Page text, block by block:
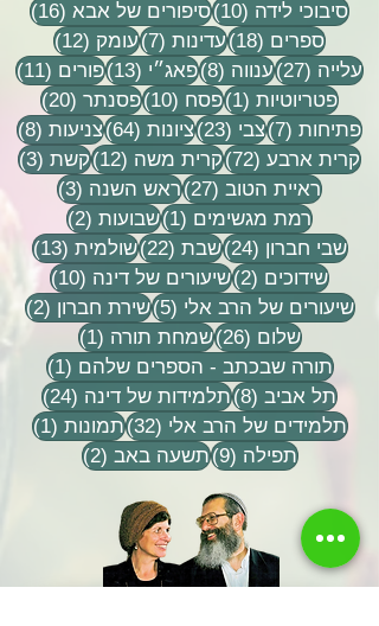
סיבוכי לידה (10) 10 פוסטים
סיפורים של אבא (16)
16 פוסטים
ספרים (18) 18 פוסטים
עדינות (7) 7 פוסטיםעומק (12)
12 פוסטים
עלייה (27) 27 פוסטים
ענווה (8) 8 פוסטיםפאג״י (13) 13 פוסטים
פורים (11)
11
פטריוטיות (1) פוסט 1
פסח (10) 10 פוסטים
פסנתר (20)
20 פוסטים
פתיחות (7) 7 פוסטיםצבי (23) 23 פוסטים
ציונות (64) 64 פוסטים
צניעות (8)
8 פוסטים
קרית ארבע (72) 72 פוסטים
קרית משה (12) 12 פוסטים
קשת (3)
3 פוסטים
ראיית הטוב (27) 27 פוסטים
ראש השנה (3)
3 פוסטים
רמת מגשימים (1) פוסט 1
שבועות (2)
2 פוסטים
שבי חברון (24) 24 פוסטים
שבת (22) 22 פוסטים
שולמית (13)
13 פוסטים
שידוכים (2) 2 פוסטיםשיעורים של דינה (10)
10 פוסטים
שיעורים של הרב אלי (5) 5 פוסטיםשירת חברון (2)
2 פוסטים
שלום (26) 26 פוסטים
שמחת תורה (1)
פוסט 1
תורה שבכתב - הספרים שלהם (1)
פוסט 1
תל אביב (8) 8 פוסטיםתלמידות של דינה (24)
24 פוסטים
תלמידים של הרב אלי (32) 32 פוסטים
תמונות (1)
תפילה (9) 9 פוסטיםתשעה באב (2) 2 פוסטים